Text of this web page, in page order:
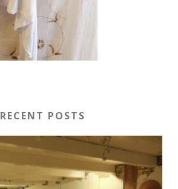
RECENT POSTS